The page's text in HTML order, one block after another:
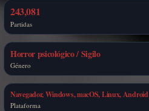
243,081
Partidas
Horror psicológico / Sigilo
Género
Navegador, Windows, macOS, Linux, Android
Plataforma